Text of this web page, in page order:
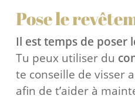
Pose le
Il est temps de poser
Tu peux utiliser du
te conseille de visser
afin de t’aider à